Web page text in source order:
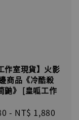
作室現貨】火影
商品《冷酷殺
鼬》 [皇呱工作
- NT$ 1,880